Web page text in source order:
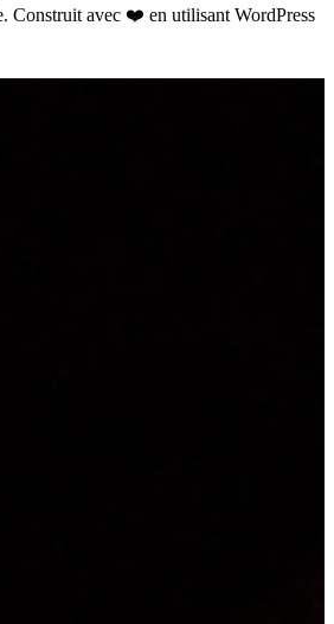
Construit avec ❤️ en utilisant WordPress